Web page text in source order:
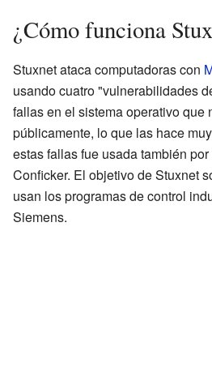
¿Cómo funciona
Stuxnet ataca computadoras con
usando cuatro "vulnerabilidades
fallas en el sistema operativo que
públicamente, lo que las hace
estas fallas fue usada también
Conficker. El objetivo de Stuxnet
usan los programas de control
Siemens.